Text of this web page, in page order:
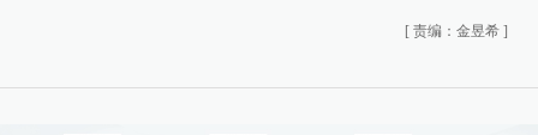
[ 责编：金昱希 ]